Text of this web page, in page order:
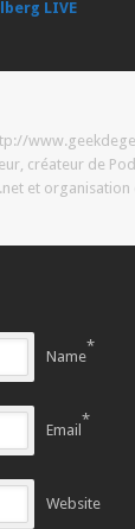
LIVE
créateur de
et organisation
Name
*
Email
*
Website